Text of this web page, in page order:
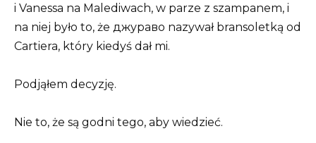
i Vanessa na Malediwach, w parze z szampanem, i
na niej było to, że джураво nazywał bransoletką od
Cartiera, który kiedyś dał mi.
Podjąłem decyzję.
Nie to, że są godni tego, aby wiedzieć.